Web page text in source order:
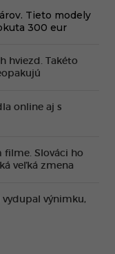
Tieto modely
300 eur
hviezd. Takéto
online aj s
filme. Slováci ho
veľká zmena
vydupal výnimku,